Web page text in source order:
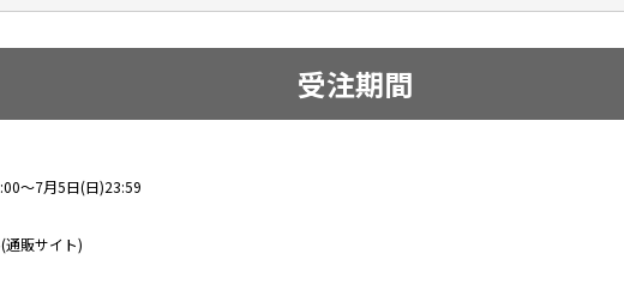
受注期間
～7月5日(日)23:59
通販サイト)